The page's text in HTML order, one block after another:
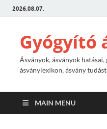
2026.08.07.
Gyógyító
Ásványok, ásványok
ásványlexikon, ásvány
MAIN MENU